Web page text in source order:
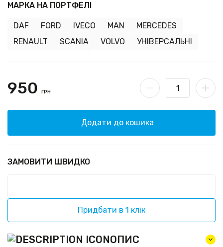
МАРКА НА ПОРТФЕЛІ
DAF FORD IVECO MAN
MERCEDES
RENAULT
SCANIA VOLVO УНІВЕРСАЛЬНІ
950 ГРН
Додати до кошика
ЗАМОВИТИ ШВИДКО
Придбати в 1 клік
ОПИС